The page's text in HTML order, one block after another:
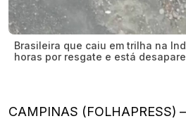
Brasileira que caiu em trilha na
horas por resgate e está
CAMPINAS (FOLHAPRESS)